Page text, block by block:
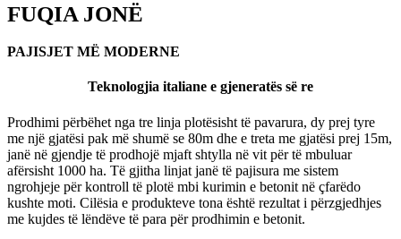
FUQIA JONË
PAJISJET MË MODERNE
Teknologjia italiane e gjeneratës së re
Prodhimi përbëhet nga tre linja plotësisht të pavarura, dy prej tyre
me një gjatësi pak më shumë se 80m dhe e treta me gjatësi prej 15m,
janë në gjendje të prodhojë mjaft shtylla në vit për të mbuluar
afërsisht 1000 ha. Të gjitha linjat janë të pajisura me sistem
ngrohjeje për kontroll të plotë mbi kurimin e betonit në çfarëdo
kushte moti. Cilësia e produkteve tona është rezultat i përzgjedhjes
me kujdes të lëndëve të para për prodhimin e betonit.